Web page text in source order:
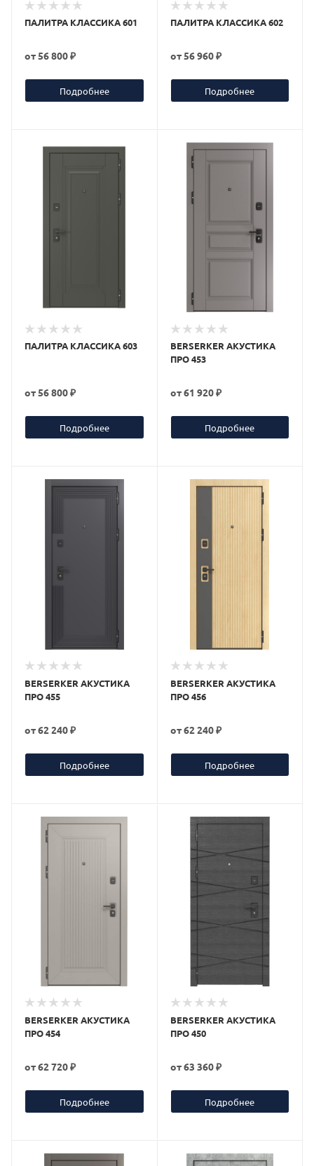
ПАЛИТРА КЛАССИКА 601
от56 800 ₽
Подробнее
ПАЛИТРА КЛАССИКА 602
от56 960 ₽
Подробнее
ПАЛИТРА КЛАССИКА 603
от56 800 ₽
Подробнее
BERSERKER АКУСТИКА
ПРО 453
от61 920 ₽
Подробнее
BERSERKER АКУСТИКА
ПРО 455
от62 240 ₽
Подробнее
BERSERKER АКУСТИКА
ПРО 456
от62 240 ₽
Подробнее
BERSERKER АКУСТИКА
ПРО 454
от62 720 ₽
Подробнее
BERSERKER АКУСТИКА
ПРО 450
от63 360 ₽
Подробнее